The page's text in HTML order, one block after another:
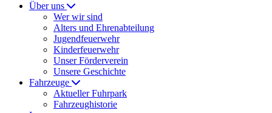
Über uns
Wer wir sind
Alters und Ehrenabteilung
Jugendfeuerwehr
Kinderfeuerwehr
Unser Förderverein
Unsere Geschichte
Fahrzeuge
Aktueller Fuhrpark
Fahrzeughistorie